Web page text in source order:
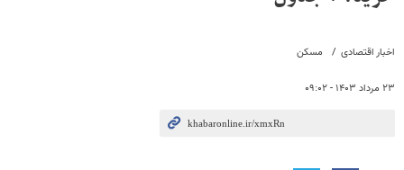
اخبار اقتصادی مسکن
۲۳ مرداد ۱۴۰۳ - ۰۹:۰۲